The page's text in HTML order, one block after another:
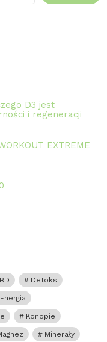
D3 jest
i regeneracji
EXTREME
Detoks
Energia
Konopie
Minerały